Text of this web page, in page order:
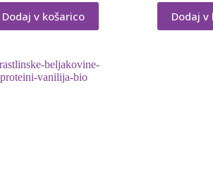
Dodaj v košarico Dodaj v